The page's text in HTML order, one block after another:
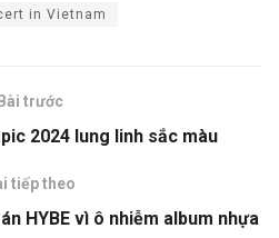
in Vietnam
Bài trước
2024 lung linh sắc màu
tiếp theo
HYBE vì ô nhiễm album nhựa